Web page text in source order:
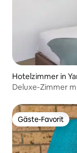
Hotelzimmer in
Deluxe-Zimmer
Gäste-Favorit
Gäste-Favorit